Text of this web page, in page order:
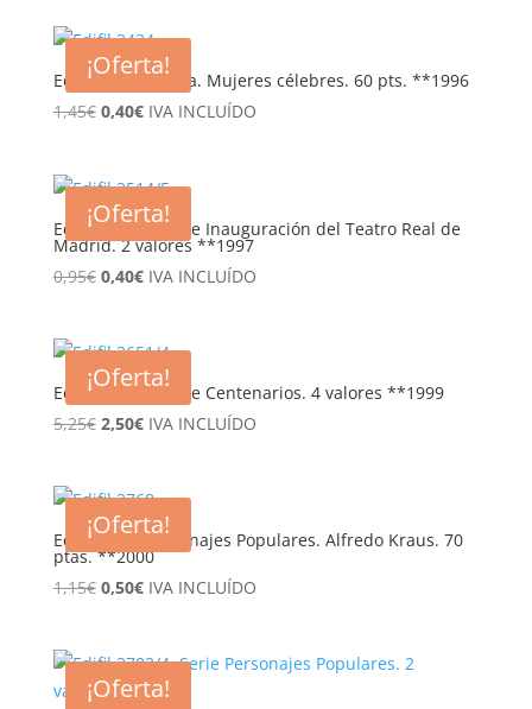
era:
1,20€.
es:
0,45€.
¡Oferta!
Edifil 3434 Europa. Mujeres célebres. 60 pts. **1996
1,45€ El
era:
1,45€.
0,40€El
es:
0,40€.
IVA INCLUÍDO
¡Oferta!
Edifil 3514/5. Serie Inauguración del Teatro Real de
Madrid. 2 valores **1997
0,95€ El
era:
0,95€.
0,40€El
es:
0,40€.
IVA INCLUÍDO
¡Oferta!
Edifil 3651/4. Serie Centenarios. 4 valores **1999
5,25€ El
era:
5,25€.
2,50€El
es:
2,50€.
IVA INCLUÍDO
¡Oferta!
Edifil 3768. Personajes Populares. Alfredo Kraus. 70
ptas. **2000
1,15€ El
era:
1,15€.
0,50€El
es:
0,50€.
IVA INCLUÍDO
¡Oferta!